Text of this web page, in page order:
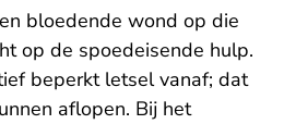
bloedende wond op die
op de spoedeisende hulp.
beperkt letsel vanaf; dat
aflopen. Bij het